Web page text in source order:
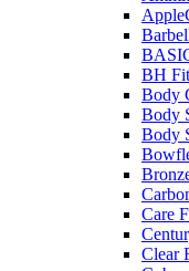
BH
Body
Body
Body
Care
Clear